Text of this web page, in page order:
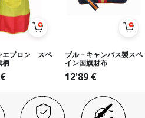
エプロン スペ
柄
€
ブル－キャンバス製スペ
イン国旗財布
12'89 €